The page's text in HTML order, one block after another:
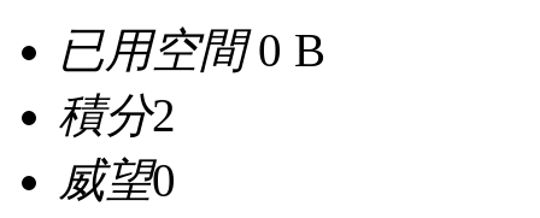
已用空間0 B
積分2
威望0